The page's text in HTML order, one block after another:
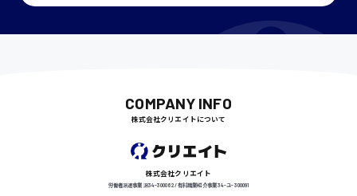
COMPANY INFO
株式会社クリエイトについて
株式会社クリエイト
労働者派遣事業 派34-300062 / 有料職業紹介事業 34-ユ-300091